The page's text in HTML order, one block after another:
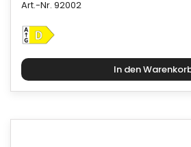
Art.-Nr. 92002